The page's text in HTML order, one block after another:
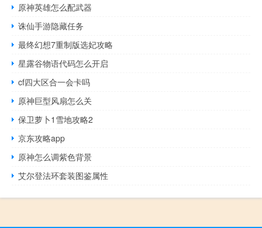
原神英雄怎么配武器
诛仙手游隐藏任务
最终幻想7重制版选妃攻略
星露谷物语代码怎么开启
cf四大区合一会卡吗
原神巨型风扇怎么关
保卫萝卜1雪地攻略2
京东攻略app
原神怎么调紫色背景
艾尔登法环套装图鉴属性